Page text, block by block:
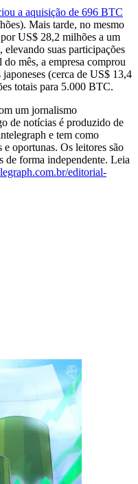
a aquisição de 696 BTC
Mais tarde, no mesmo
US$ 28,2 milhões a um
suas participações
mês, a empresa comprou
(cerca de US$ 13,4
totais para 5.000 BTC.
um jornalismo
de notícias é produzido de
e tem como
oportunas. Os leitores são
de forma independente. Leia
editorial-